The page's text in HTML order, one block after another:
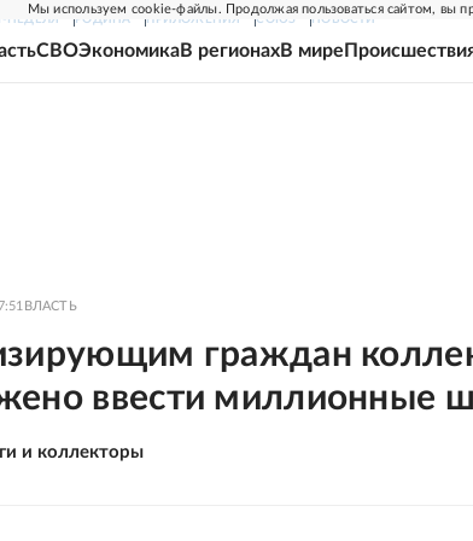
Мы используем cookie-файлы. Продолжая пользоваться сайтом, вы
НЕДЕЛЯ РОДИНА ПРИЛОЖЕНИЯ СОЮЗ НОВОСТИ
СВОЭкономикаВ регионахВ мире
ВЛАСТЬ
граждан
ввести миллионные
и коллекторы